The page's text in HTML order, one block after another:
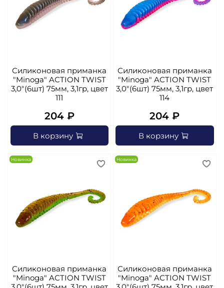
Силиконовая приманка
"Minoga" AСTION TWIST
3,0"(6шт) 75мм, 3,1гр, цвет
111
204 ₽
В корзину
Силиконовая приманка
"Minoga" AСTION TWIST
3,0"(6шт) 75мм, 3,1гр, цвет
114
204 ₽
В корзину
Новинка
Силиконовая приманка
"Minoga" AСTION TWIST
Новинка
Силиконовая приманка
"Minoga" AСTION TWIST